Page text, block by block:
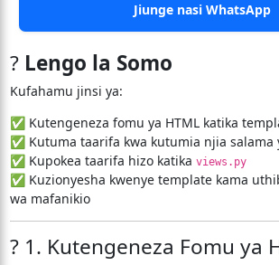
Jiunge nasi WhatsApp
? Lengo la Somo
Kufahamu jinsi ya:
✅ Kutengeneza fomu ya HTML katika
✅ Kutuma taarifa kwa kutumia njia salama
✅ Kupokea taarifa hizo katika views.py
✅ Kuzionyesha kwenye template kama
wa mafanikio
? 1. Kutengeneza Fomu ya